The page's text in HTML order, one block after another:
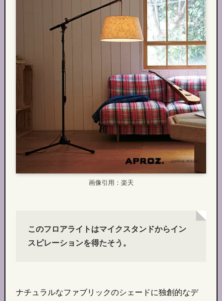
画像引用：楽天
このフロアライトはマイクスタンドからイン
スピレーションを得たそう。
ナチュラルなファブリックのシェードに独創的なデ